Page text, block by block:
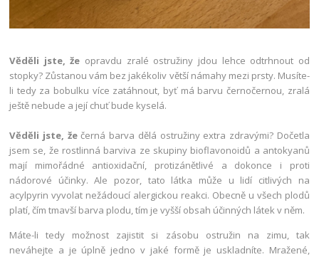
Věděli jste, že opravdu zralé ostružiny jdou lehce odtrhnout od
stopky? Zůstanou vám bez jakékoliv větší námahy mezi prsty. Musíte-
li tedy za bobulku více zatáhnout, byť má barvu černočernou, zralá
ještě nebude a její chuť bude kyselá.
Věděli jste, žečerná barva dělá ostružiny extra zdravými? Dočetla
jsem se, že rostlinná barviva ze skupiny bioflavonoidů a antokyanů
mají mimořádné antioxidační, protizánětlivé a dokonce i proti
nádorové účinky. Ale pozor, tato látka může u lidí citlivých na
acylpyrin vyvolat nežádoucí alergickou reakci. Obecně u všech plodů
platí, čím tmavší barva plodu, tím je vyšší obsah účinných látek v něm.
Máte-li tedy možnost zajistit si zásobu ostružin na zimu, tak
neváhejte a je úplně jedno v jaké formě je uskladníte. Mražené,